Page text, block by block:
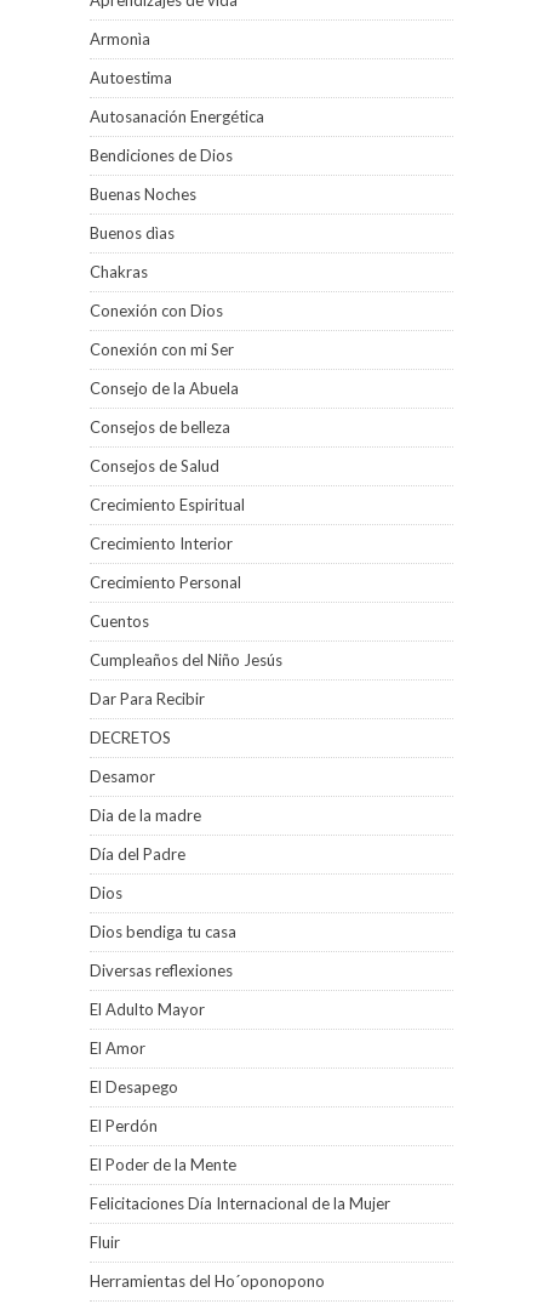
Armonìa
Autoestima
Autosanación Energética
Bendiciones de Dios
Buenas Noches
Buenos dìas
Chakras
Conexión con Dios
Conexión con mi Ser
Consejo de la Abuela
Consejos de belleza
Consejos de Salud
Crecimiento Espiritual
Crecimiento Interior
Crecimiento Personal
Cuentos
Cumpleaños del Niño Jesús
Dar Para Recibir
DECRETOS
Desamor
Dia de la madre
Día del Padre
Dios
Dios bendiga tu casa
Diversas reflexiones
El Adulto Mayor
El Amor
El Desapego
El Perdón
El Poder de la Mente
Felicitaciones Día Internacional de la Mujer
Fluir
Herramientas del Ho´oponopono